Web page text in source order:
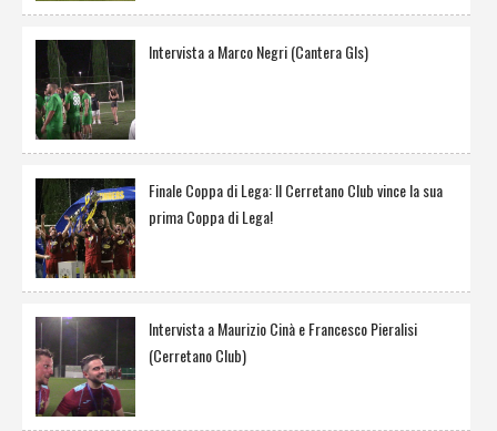
Intervista a Marco Negri (Cantera Gls)
Finale Coppa di Lega: Il Cerretano Club vince la sua
prima Coppa di Lega!
Intervista a Maurizio Cinà e Francesco Pieralisi
(Cerretano Club)